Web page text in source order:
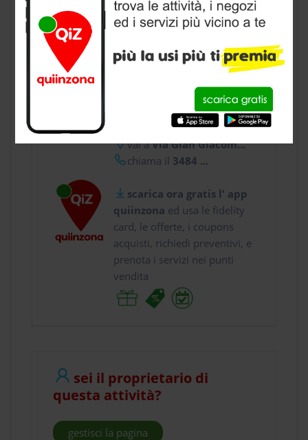
CONTATTI
usa gratis quiinzona e :
vai aVia Gian Giacom...
chiama il 3484 ...
scarica ora gratis l' app
quiinzona ed usa le fidelity
card, le offerte, i coupons
acquisti, richiedi preventivi, e
prenota i servizi nei punti
vendita
sei il proprietario di
questa attività?
gestisci la pagina